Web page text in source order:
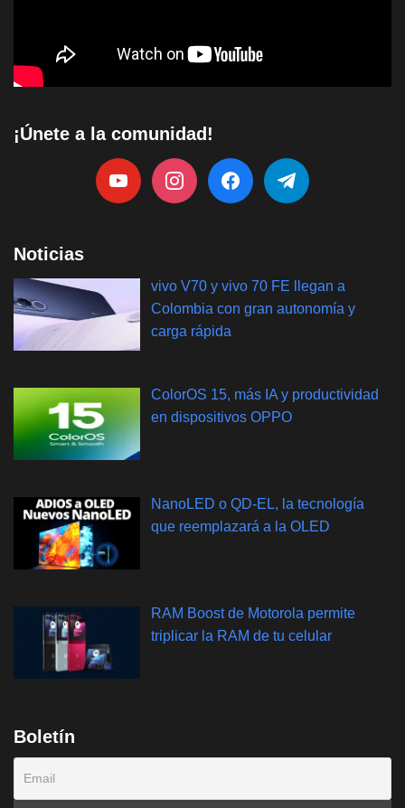
¡Únete a la comunidad!
Noticias
vivo V70 y vivo 70 FE llegan a
Colombia con gran autonomía y
carga rápida
ColorOS 15, más IA y productividad
en dispositivos OPPO
NanoLED o QD-EL, la tecnología
que reemplazará a la OLED
RAM Boost de Motorola permite
triplicar la RAM de tu celular
Boletín